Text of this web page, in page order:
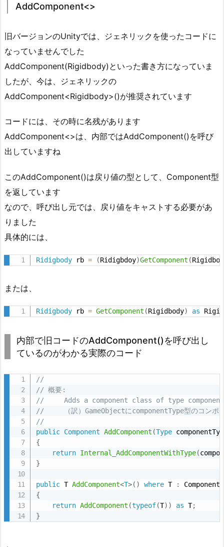
AddComponent<>
旧バージョンのUnityでは、ジェネリックを使ったコードに
なっていませんでした
AddComponent(Rigidbody)といった書き方になっていま
したが、今は、ジェネリックの
AddComponent<Rigidbody>()が推奨されています
コードには、その時に名残があります
AddComponent<>は、内部ではAddComponent()を呼び
出していますね
このAddComponent()は戻り値の型として、Component型
を返しています
なので、呼び出し元では、戻り値をキャストする必要があ
りました
具体的には、
Ridigbody rb = (Ridigbdoy)GetComponent (
または、
Ridigbody rb = GetComponent (Rigidbody) as
内部で旧コードのAddComponent()を呼び出し
ているのがわかる実際のコード
//
// 概要:
//     Adds a component class of type
//     （訳）GameObjectにcomponentType型のコンポー
//
public Component AddComponent (Type
{
return Internal_AddComponentWithType(
}
public T AddComponent<T>( ) where T :
{
return AddComponent (typeof(T) ) as T;
}